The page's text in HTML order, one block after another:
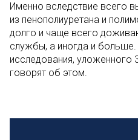
Именно вследствие всего
из пенополиуретана и
долго и чаще всего
службы, а иногда и больше.
исследования, уложенного
говорят об этом.